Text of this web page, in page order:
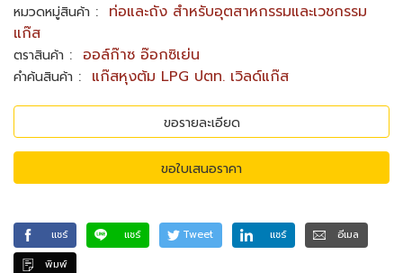
หมวดหมู่สินค้า : ท่อและถัง สำหรับอุตสาหกรรมและเวชกรรม
แก๊ส
ตราสินค้า : ออล์ก๊าซ อ๊อกซิเย่น
คำค้นสินค้า : แก๊สหุงต้ม LPG ปตท. เวิลด์แก๊ส
ขอรายละเอียด
ขอใบเสนอราคา
แชร์ แชร์ Tweet แชร์
อีเมล
พิมพ์